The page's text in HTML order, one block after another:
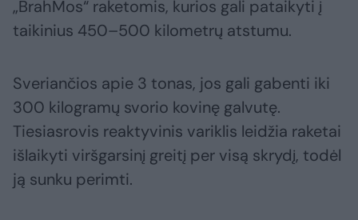
„BrahMos“ raketomis, kurios gali pataikyti į
taikinius 450–500 kilometrų atstumu.
Sveriančios apie 3 tonas, jos gali gabenti iki
300 kilogramų svorio kovinę galvutę.
Tiesiasrovis reaktyvinis variklis leidžia raketai
išlaikyti viršgarsinį greitį per visą skrydį, todėl
ją sunku perimti.